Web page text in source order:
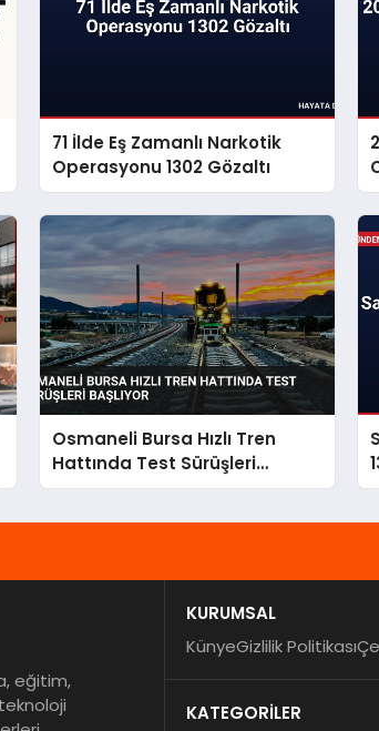
71 İlde Eş Zamanlı Narkotik
Operasyonu 1302 Gözaltı
Osmaneli Bursa Hızlı Tren
Hattında Test Sürüşleri
Başlıyor
eğitim,
KURUMSAL
KünyeGizlilik Politikası
KATEGORİLER